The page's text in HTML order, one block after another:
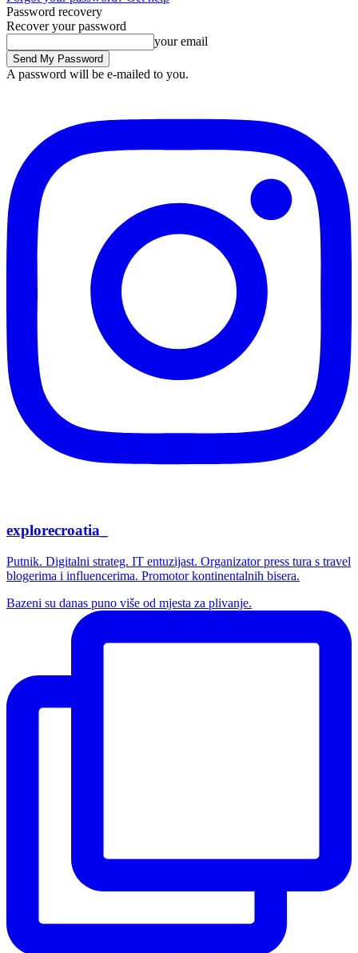
Password recovery
Recover your password
your email
A password will be e-mailed to you.
explorecroatia_
Putnik. Digitalni strateg. IT entuzijast. Organizator press tura s travel
blogerima i influencerima. Promotor kontinentalnih bisera.
Bazeni su danas puno više od mjesta za plivanje.